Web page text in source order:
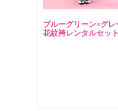
ブルーグリーン×グ
花紋袴レンタルセッ